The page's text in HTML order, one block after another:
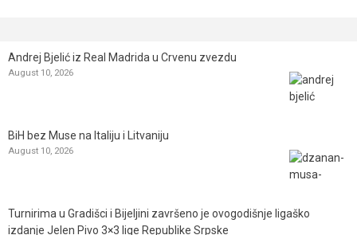
Andrej Bjelić iz Real Madrida u Crvenu zvezdu
August 10, 2026
BiH bez Muse na Italiju i Litvaniju
August 10, 2026
Turnirima u Gradišci i Bijeljini završeno je ovogodišnje ligaško
izdanje Jelen Pivo 3×3 lige Republike Srpske